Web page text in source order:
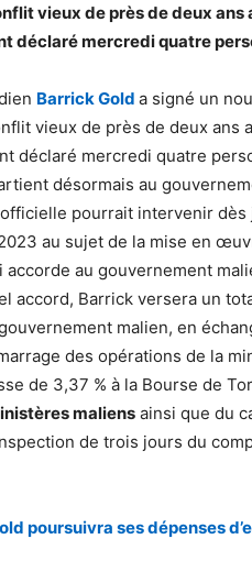
vieux de près de deux
déclaré mercredi quatre
Barrick Gold a signé un
vieux de près de deux ans
déclaré mercredi quatre
désormais au
officielle pourrait intervenir
au sujet de la mise en
accorde au gouvernement
accord, Barrick versera un
malien, en
des opérations de la
de 3,37 % à la Bourse de
maliens ainsi que du
de trois jours du
poursuivra ses dépenses